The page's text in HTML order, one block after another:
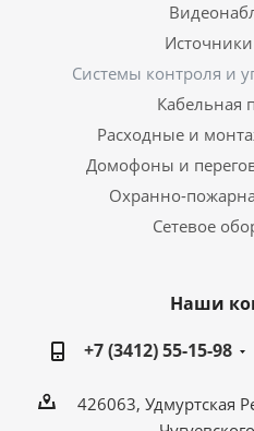
Системы контроля и
Кабельная
Расходные и
Домофоны и
Охранно-
Сетевое
Наши
+7 (3412) 55-15-98
426063, Удмуртская